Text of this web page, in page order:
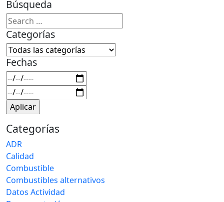
Búsqueda
Categorías
Fechas
Categorías
ADR
Calidad
Combustible
Combustibles alternativos
Datos Actividad